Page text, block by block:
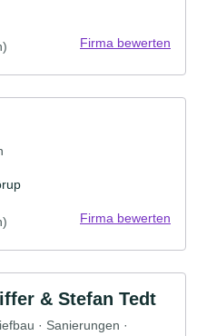
Firma bewerten
Firma bewerten
& Stefan Tedt
· Sanierungen ·